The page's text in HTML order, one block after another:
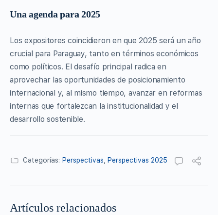
Una agenda para 2025
Los expositores coincidieron en que 2025 será un año
crucial para Paraguay, tanto en términos económicos
como políticos. El desafío principal radica en
aprovechar las oportunidades de posicionamiento
internacional y, al mismo tiempo, avanzar en reformas
internas que fortalezcan la institucionalidad y el
desarrollo sostenible.
Categorías: Perspectivas, Perspectivas 2025
Artículos relacionados